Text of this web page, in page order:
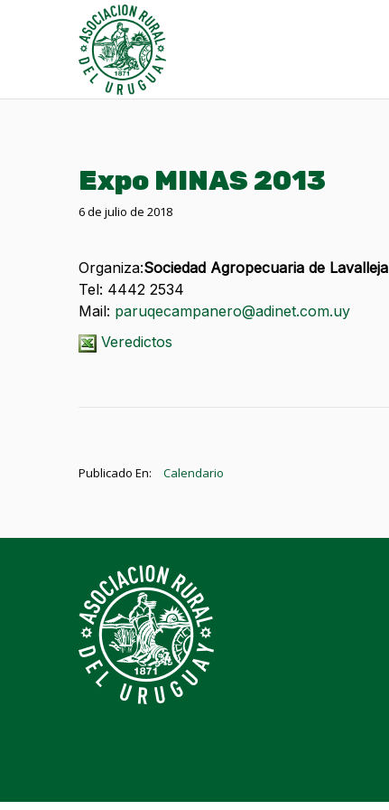
Expo MINAS 2013
6 de julio de 2018
Organiza:Sociedad Agropecuaria de Lavalleja
Tel: 4442 2534
Mail: paruqecampanero@adinet.com.uy
Veredictos
Publicado En: Calendario